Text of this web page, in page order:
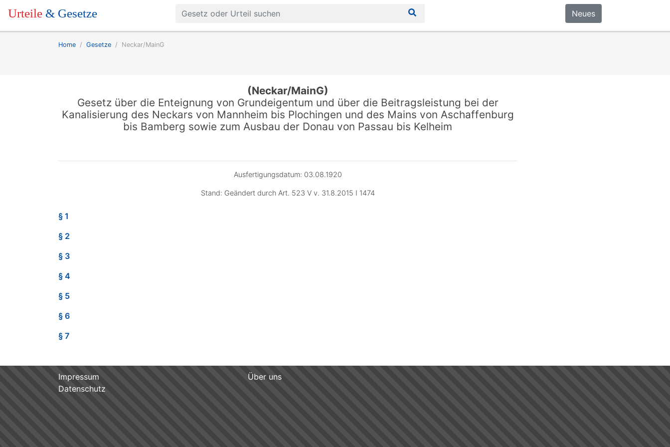
Urteile & Gesetze Neues
Home Gesetze Neckar/MainG
(Neckar/MainG)
Gesetz über die Enteignung von Grundeigentum und über die Beitragsleistung bei der
Kanalisierung des Neckars von Mannheim bis Plochingen und des Mains von Aschaffenburg
bis Bamberg sowie zum Ausbau der Donau von Passau bis Kelheim
Ausfertigungsdatum: 03.08.1920
Stand: Geändert durch Art. 523 V v. 31.8.2015 I 1474
§ 1
§ 2
§ 3
§ 4
§ 5
§ 6
§ 7
Impressum
Über uns
Datenschutz